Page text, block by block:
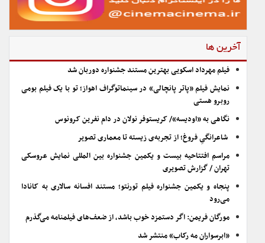
آخرین ها
فیلم مهرداد اسکویی بهترین مستند جشنواره دوربان شد
نمایش فیلم «پاتر پانچالی» در سینماتوگراف اهواز؛ تو با یک فیلم بومی
روبرو هستی
نگاهی به «اودیسه»/ کریستوفر نولان در دام نفرین کرونوس
شاعرانگیِ فروغ؛ از تجربه‌ی زیسته تا معماری تصویر
مراسم افتتاحیه بیست و یکمین جشنواره بین المللی نمایش عروسکی
تهران / گزارش تصویری
پنجاه و یکمین جشنواره فیلم تورنتو؛ مستند افسانه سالاری به کانادا
می‌رود
مورگان فریمن: اگر دستمزد خوب باشد، از ضعف‌های فیلمنامه می‌گذرم
«ابرسواران مه رکاب» منتشر شد